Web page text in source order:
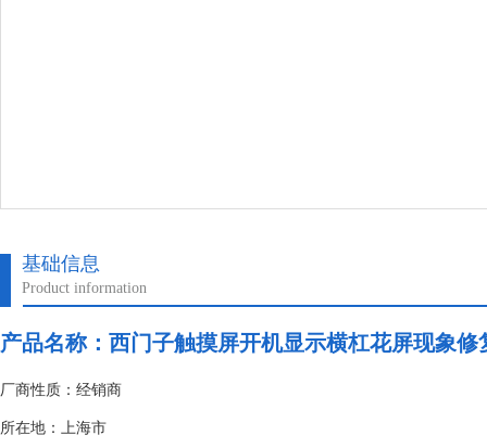
基础信息
Product information
产品名称： 西门子触摸屏开机显示横杠花屏现象修
厂商性质：经销商
所在地：上海市